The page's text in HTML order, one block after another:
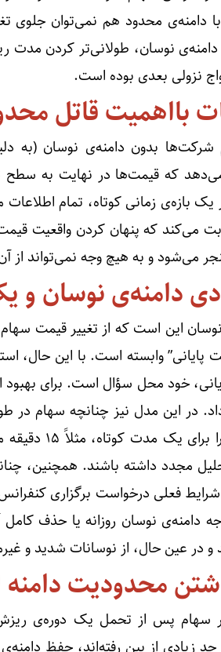
محدود هم نمی‌توان جلوی
نوسان، طولانی‌تر کردن مدت
نزولی بعدی بوده است.
بااهمیت قاتل
بدون دامنه‌ی نوسان (به
که قیمت‌ها در نهایت به سطح
یک بازه‌ی زمانی کوتاه، تمام
می‌کند که پنهان کردن واقعیت قیمت
می‌شود و به هیچ وجه نمی‌تواند از
دامنه‌ی نوسان و
این است که از تغییر قیمت سهام
پایانی” وابسته است. با این حال،
خود محل سؤال است. برای بهبود
کرد، می‌توان
مجدد داشته باشند. همچنین،
شرایط فعلی درخواست برگزاری
دامنه‌ی نوسان روزانه یا حذف
و در عین حال، از نوسانات شدید و
محدودیت
سهام پس از تحمل یک دوره‌ی